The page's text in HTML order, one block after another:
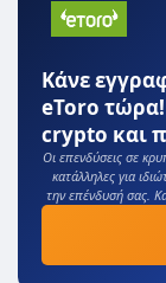
Κάνε
eToro τώρα!
crypto και
Οι επενδύσεις σε
κατάλληλες για
την επένδυσή σας.